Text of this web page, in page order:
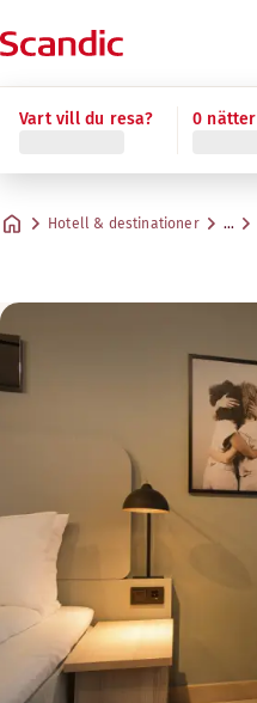
Vart vill du resa? 0 nätter
Hotell & destinationer …